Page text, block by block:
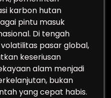
karbon hutan
pintu masuk
Di tengah
pasar global,
keseriusan
alam menjadi
bukan
yang cepat habis.